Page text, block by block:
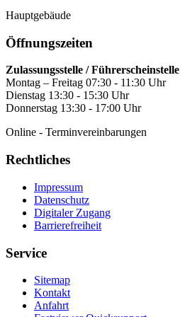
Hauptgebäude
Öffnungszeiten
Zulassungsstelle / Führerscheinstelle
Montag – Freitag 07:30 - 11:30 Uhr
Dienstag 13:30 - 15:30 Uhr
Donnerstag 13:30 - 17:00 Uhr
Online - Terminvereinbarungen
Rechtliches
Impressum
Datenschutz
Digitaler Zugang
Barrierefreiheit
Service
Sitemap
Kontakt
Anfahrt